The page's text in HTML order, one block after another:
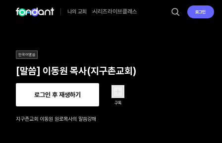
나의 교회 시리즈라이브클래스 로그인
한국어말씀
[말씀] 이동원 목사(지구촌교회)
로그인 후 재생하기
구독
지구촌교회 이동원 원로목사의 말씀강해